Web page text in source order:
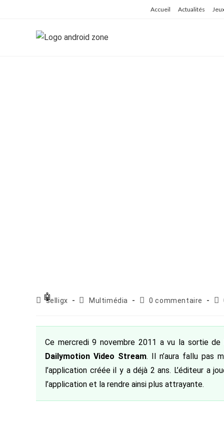
Accueil Actualités
Auteur/autrice
publication :
selligx
PostMultimédia
Commentaires
publication :
0 commentaire
Ce mercredi 9 novembre 2011 a vu la sortie de
Dailymotion Video Stream. Il n’aura fallu pas
l’application créée il y a déjà 2 ans. L’éditeur a
l’application et la rendre ainsi plus attrayante.